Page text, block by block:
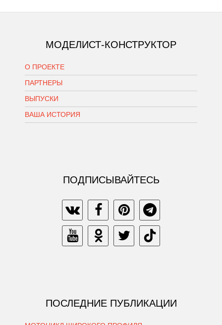
МОДЕЛИСТ-КОНСТРУКТОР
О ПРОЕКТЕ
ПАРТНЕРЫ
ВЫПУСКИ
ВАША ИСТОРИЯ
ПОДПИСЫВАЙТЕСЬ
ПОСЛЕДНИЕ ПУБЛИКАЦИИ